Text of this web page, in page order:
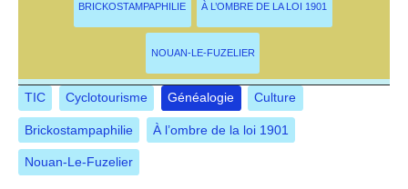
BRICKOSTAMPAPHILIE À L’OMBRE DE LA LOI 1901
NOUAN-LE-FUZELIER
TIC Cyclotourisme Généalogie Culture
Brickostampaphilie À l’ombre de la loi 1901
Nouan-Le-Fuzelier